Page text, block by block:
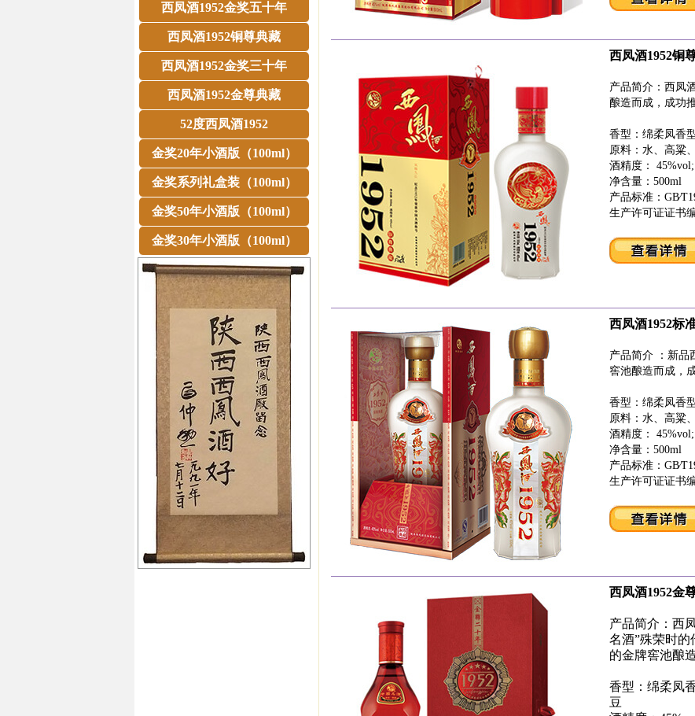
西凤酒1952金奖五十年
西凤酒1952铜尊典藏
西凤酒1952金奖三十年
西凤酒1952金尊典藏
52度西凤酒1952
金奖20年小酒版（100ml）
金奖系列礼盒装（100ml）
金奖50年小酒版（100ml）
金奖30年小酒版（100ml）
西凤酒1952铜
产品简介：西凤
酿造而成，成功
香型：绵柔凤香
原料：水、高粱
酒精度： 45%vol;
净含量：500ml
产品标准：
生产许可证证书
西凤酒1952标
产品简介 ：新品
窖池酿造而成，
香型：绵柔凤香
原料：水、高粱
酒精度： 45%vol;
净含量：500ml
产品标准：
生产许可证证书
西凤酒1952金
产品简介：西
名酒”殊荣时
的金牌窖池酿
香型：绵柔凤
豆